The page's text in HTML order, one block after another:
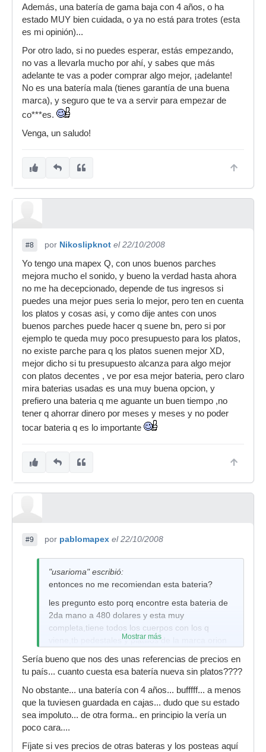
Además, una batería de gama baja con 4 años, o ha
estado MUY bien cuidada, o ya no está para trotes (esta
es mi opinión)...
Por otro lado, si no puedes esperar, estás empezando,
no vas a llevarla mucho por ahí, y sabes que más
adelante te vas a poder comprar algo mejor, ¡adelante!
No es una batería mala (tienes garantía de una buena
marca), y seguro que te va a servir para empezar de
co***es.
Venga, un saludo!
#8 por Nikoslipknot el 22/10/2008
Yo tengo una mapex Q, con unos buenos parches
mejora mucho el sonido, y bueno la verdad hasta ahora
no me ha decepcionado, depende de tus ingresos si
puedes una mejor pues seria lo mejor, pero ten en cuenta
los platos y cosas asi, y como dije antes con unos
buenos parches puede hacer q suene bn, pero si por
ejemplo te queda muy poco presupuesto para los platos,
no existe parche para q los platos suenen mejor XD,
mejor dicho si tu presupuesto alcanza para algo mejor
con platos decentes , ve por esa mejor bateria, pero claro
mira baterias usadas es una muy buena opcion, y
prefiero una bateria q me aguante un buen tiempo ,no
tener q ahorrar dinero por meses y meses y no poder
tocar bateria q es lo importante
#9 por pablomapex el 22/10/2008
"usarioma" escribió:
entonces no me recomiendan esta bateria?
les pregunto esto porq encontre esta bateria de
2da mano a 480 dolares y esta muy
completa,tiene todos los cuerpos con los q
viene,tb pedestales y platillos de la marca orion
entonces mejor me espero a conseguir algo
Mostrar más
Sería bueno que nos des unas referencias de precios en
tu país... cuanto cuesta esa batería nueva sin platos????
No obstante... una batería con 4 años... bufffff... a menos
que la tuviesen guardada en cajas... dudo que su estado
sea impoluto... de otra forma.. en principio la vería un
poco cara....
Fíjate si ves precios de otras bateras y los posteas aquí